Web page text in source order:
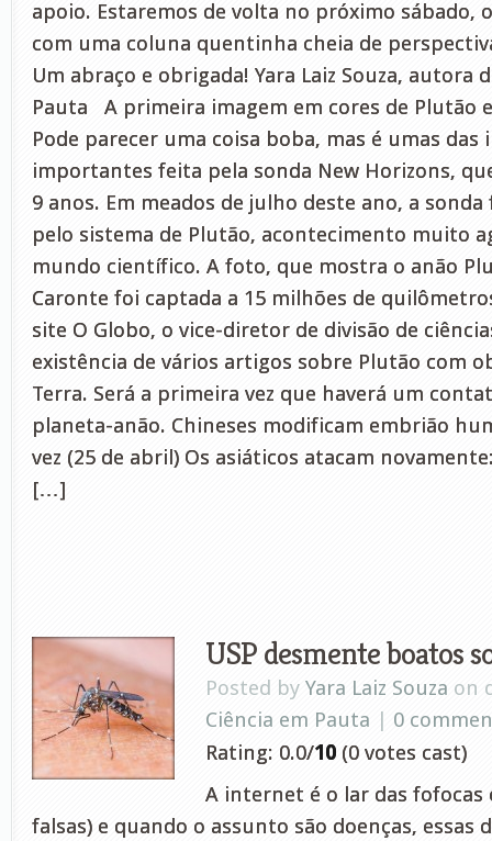
apoio. Estaremos de volta no próximo sábado,
com uma coluna quentinha cheia de
Um abraço e obrigada! Yara Laiz Souza, autora
Pauta A primeira imagem em cores de Plutão
Pode parecer uma coisa boba, mas é umas das
importantes feita pela sonda New Horizons,
9 anos. Em meados de julho deste ano, a
pelo sistema de Plutão, acontecimento muito
mundo científico. A foto, que mostra o anão
Caronte foi captada a 15 milhões de
site O Globo, o vice-diretor de divisão de
existência de vários artigos sobre Plutão com
Terra. Será a primeira vez que haverá um
planeta-anão. Chineses modificam embrião
vez (25 de abril) Os asiáticos atacam
[…]
USP desmente boatos
Posted by Yara Laiz Souza on
Ciência em Pauta | 0
Rating: 0.0/10 (0 votes cast)
A internet é o lar das fofocas
falsas) e quando o assunto são doenças, essas